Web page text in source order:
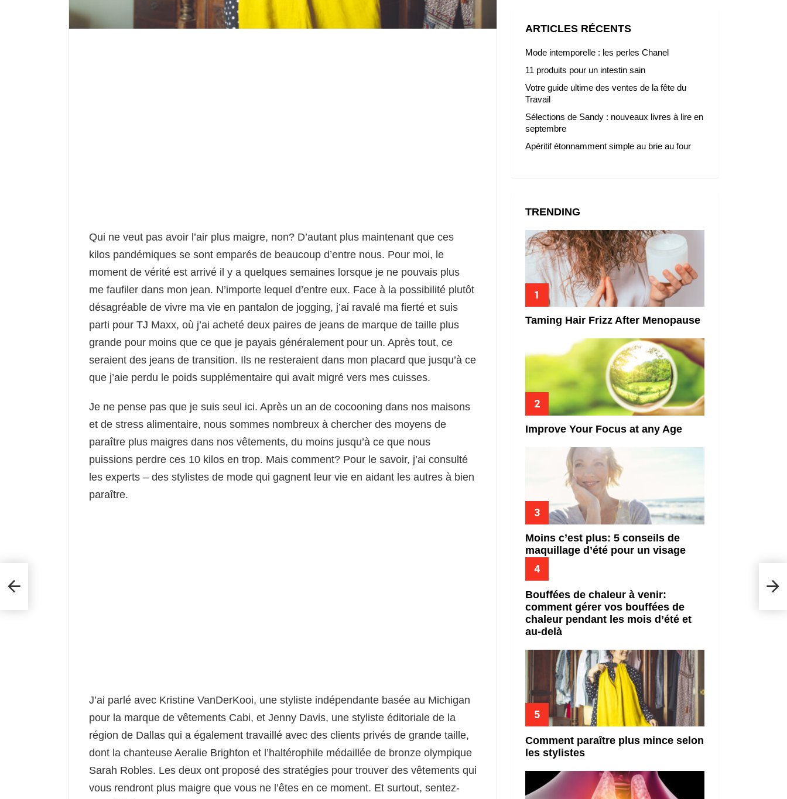
Qui ne veut pas avoir l’air plus maigre, non? D’autant plus maintenant que ces
kilos pandémiques se sont emparés de beaucoup d’entre nous. Pour moi, le
moment de vérité est arrivé il y a quelques semaines lorsque je ne pouvais plus
me faufiler dans mon jean. N’importe lequel d’entre eux. Face à la possibilité plutôt
désagréable de vivre ma vie en pantalon de jogging, j’ai ravalé ma fierté et suis
parti pour TJ Maxx, où j’ai acheté deux paires de jeans de marque de taille plus
grande pour moins que ce que je payais généralement pour un. Après tout, ce
seraient des jeans de transition. Ils ne resteraient dans mon placard que jusqu’à ce
que j’aie perdu le poids supplémentaire qui avait migré vers mes cuisses.
Je ne pense pas que je suis seul ici. Après un an de cocooning dans nos maisons
et de stress alimentaire, nous sommes nombreux à chercher des moyens de
paraître plus maigres dans nos vêtements, du moins jusqu’à ce que nous
puissions perdre ces 10 kilos en trop. Mais comment? Pour le savoir, j’ai consulté
les experts – des stylistes de mode qui gagnent leur vie en aidant les autres à bien
paraître.
J’ai parlé avec Kristine VanDerKooi, une styliste indépendante basée au Michigan
pour la marque de vêtements Cabi, et Jenny Davis, une styliste éditoriale de la
région de Dallas qui a également travaillé avec des clients privés de grande taille,
dont la chanteuse Aeralie Brighton et l’haltérophile médaillée de bronze olympique
Sarah Robles. Les deux ont proposé des stratégies pour trouver des vêtements qui
vous rendront plus maigre que vous ne l’êtes en ce moment. Et surtout, sentez-
ARTICLES RÉCENTS
Mode intemporelle : les perles Chanel
11 produits pour un intestin sain
Votre guide ultime des ventes de la fête du
Travail
Sélections de Sandy : nouveaux livres à lire en
septembre
Apéritif étonnamment simple au brie au four
TRENDING
Taming Hair Frizz After Menopause
Improve Your Focus at any Age
Moins c’est plus: 5 conseils de
maquillage d’été pour un visage
frais
Bouffées de chaleur à venir:
comment gérer vos bouffées de
chaleur pendant les mois d’été et
au-delà
Comment paraître plus mince selon
les stylistes